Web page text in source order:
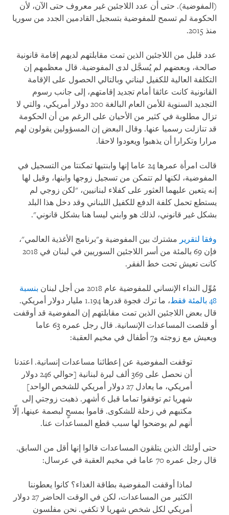
(المفوضية). حتى أن عدد اللاجئين غير معروف حتى الآن، لأن
الحكومة لم تسمح للمفوضية بتسجيل القادمين الجدد من سوريا
منذ 2015.
عدد قليل من اللاجئين الذين تمت مقابلتهم لديهم إقامة قانونية
صالحة، وبعضهم لم يُسجَّل لدى المفوضية. قال معظمهم إن
التكلفة العالية للكفيل لبناني وبالتالي الحصول على الإقامة
القانونية كانت عائقا أمام تجديد إقامتهم، إلى جانب رسوم
التجديد السنوية للأمن العام البالغة 200 دولار أمريكي، والتي لا
تزال مطلوبة في كثير من الأحيان على الرغم من أن الحكومة
قد تنازلت رسميا عنها. وقال البعض إن المسؤولين يقولون لهم
مرارا وتكرارا أن يذهبوا ويعودوا لاحقا.
قالت امرأة عمرها 24 عاما إنها وابنتيها تمكنتا من التسجيل في
المفوضية، لكنها لم تتمكن من تسجيل زوجها وابنها، وقيل لها
إنه يتعين عليهما العثور على كفلاء لبنانيين، "لكن زوجي لم
يستطع تحمل كلفة الدفع للكفيل اللبناني وقد دخل هذا البلد
بشكل غير قانوني، لذلك هو وابني ليسا هنا بشكل قانوني".
وفقا لتقرير مشترك بين المفوضية و"برنامج الأغذية العالمي"،
فإن 69 بالمئة من أسر اللاجئين السوريين في لبنان في 2018
كانت تعيش تحت خط الفقر.
مُوِّل النداء الإنساني للمفوضية عام 2018 من أجل لبنان
بنسبة
48 بالمئة فقط
، ما ترك فجوة قدرها 1.194 مليار دولار أمريكي.
قال بعض اللاجئين الذين تمت مقابلتهم إن المفوضية قد أوقفت
أو قلصت المساعدات الإنسانية. قال رجل عمره 63 عاما
ويعيش مع زوجته و7 أطفال في مخيم العقبة:
توقفت المفوضية عن إعطائنا مساعدات إنسانية. اعتدنا
أن نحصل على 369 ألف ليرة لبنانية [حوالي 246 دولار
أمريكي، ما يعادل 27 دولار أمريكي للشخص الواحد]
شهريا ثم توقفوا تماما قبل 6 أشهر. ذهبت زوجتي إلى
مكتبهم في زحلة للشكوى. قاموا بمسحٍ لبصمة عينها، إلّا
أنهم لم يوضحوا لها سبب قطع المساعدات عنا.
حتى أولئك الذين يتلقون المساعدات قالوا إنها أقل من السابق.
قال رجل عمره 70 عاما في مخيم العقبة في عرسال:
لماذا أوقفت المفوضية بطاقة الغذاء؟ كانوا يعطوننا
الكثير من المساعدات، لكن في الوقت الحاضر 27 دولار
أمريكي لكل شخص شهريا لا تكفي. نحن مفلسون